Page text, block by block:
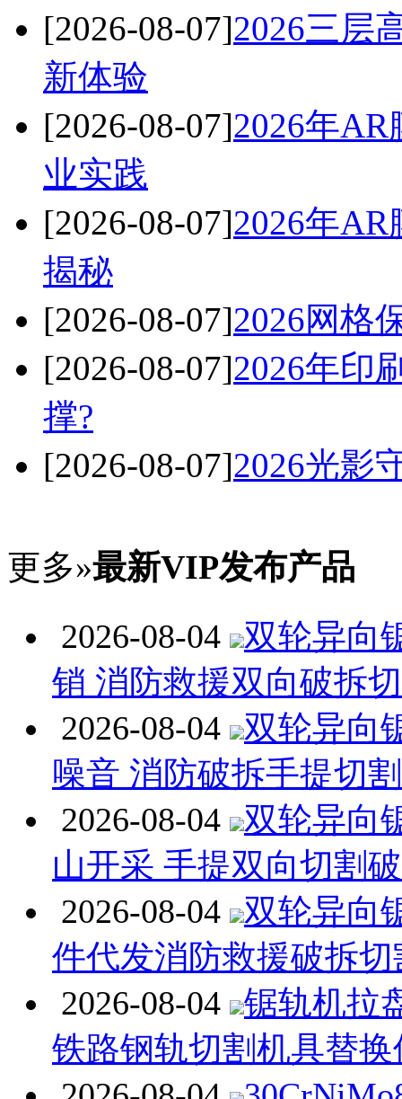
[2026-08-07]2026三层
新体验
[2026-08-07]2026年
业实践
[2026-08-07]2026年
揭秘
[2026-08-07]2026网格
[2026-08-07]2026年印
撑?
[2026-08-07]2026光影
更多»最新VIP发布产品
2026-08-04
双轮异向
销 消防救援双向破拆
2026-08-04
双轮异向
噪音 消防破拆手提切
2026-08-04
双轮异向
山开采 手提双向切割
2026-08-04
双轮异向
件代发消防救援破拆
2026-08-04
锯轨机拉
铁路钢轨切割机具替换